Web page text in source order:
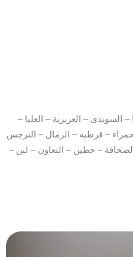
السويدي – العزيزية – العليا –
– قرطبة – الرمال – النرجس
– حطين – التعاون – لبن –